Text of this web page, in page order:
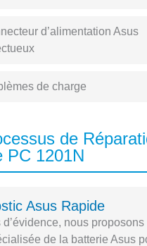
d’alimentation Asus
de charge
de
PC 1201N
Asus Rapide
d’évidence, nous proposons
de la batterie Asus